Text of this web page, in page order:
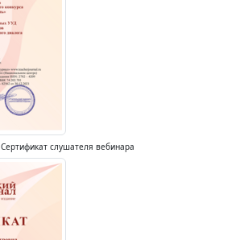
Сертификат слушателя вебинара